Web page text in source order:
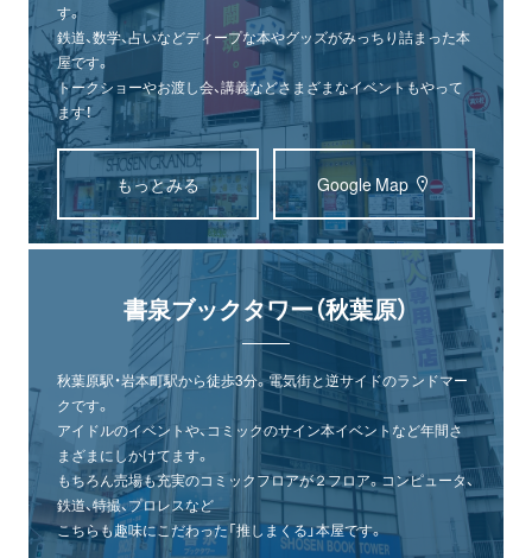
す。
鉄道、数学、占いなどディープな本やグッズがみっちり詰まった本
屋です。
トークショーやお渡し会、講義などさまざまなイベントもやって
ます！
もっとみる Google Map
書泉ブックタワー（秋葉原）
秋葉原駅・岩本町駅から徒歩3分。電気街と逆サイドのランドマー
クです。
アイドルのイベントや、コミックのサイン本イベントなど年間さ
まざまにしかけてます。
もちろん売場も充実のコミックフロアが２フロア。コンピュータ、
鉄道、特撮、プロレスなど
こちらも趣味にこだわった「推しまくる」本屋です。